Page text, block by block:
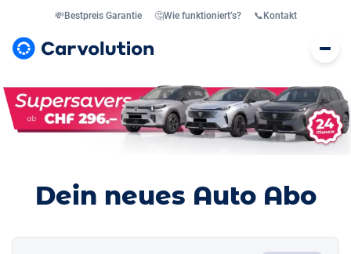
💸Bestpreis Garantie 🤔Wie funktioniert’s? 📞 Kontakt
Dein neues Auto Abo